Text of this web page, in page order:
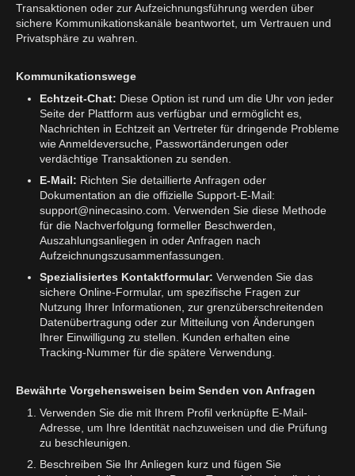
Transaktionen oder zur Aufzeichnungsführung werden über
sichere Kommunikationskanäle beantwortet, um Vertrauen und
Privatsphäre zu wahren.
Kommunikationswege
Echtzeit-Chat: Diese Option ist rund um die Uhr von jeder
Seite der Plattform aus verfügbar und ermöglicht es,
Nachrichten in Echtzeit an Vertreter für dringende Probleme
wie Anmeldeversuche, Passwortänderungen oder
verdächtige Transaktionen zu senden.
E-Mail: Richten Sie detaillierte Anfragen oder
Dokumentation an die offizielle Support-E-Mail:
support@ninecasino.com . Verwenden Sie diese Methode
für die Nachverfolgung formeller Beschwerden,
Auszahlungsanliegen in oder Anfragen nach
Aufzeichnungszusammenfassungen.
Spezialisiertes Kontaktformular: Verwenden Sie das
sichere Online-Formular, um spezifische Fragen zur
Nutzung Ihrer Informationen, zur grenzüberschreitenden
Datenübertragung oder zur Mitteilung von Änderungen
Ihrer Einwilligung zu stellen. Kunden erhalten eine
Tracking-Nummer für die spätere Verwendung.
Bewährte Vorgehensweisen beim Senden von Anfragen
Verwenden Sie die mit Ihrem Profil verknüpfte E-Mail-
Adresse, um Ihre Identität nachzuweisen und die Prüfung
zu beschleunigen.
Beschreiben Sie Ihr Anliegen kurz und fügen Sie